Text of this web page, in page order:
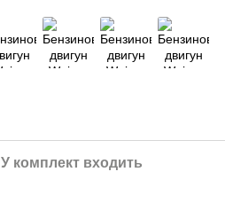
У комплект входить